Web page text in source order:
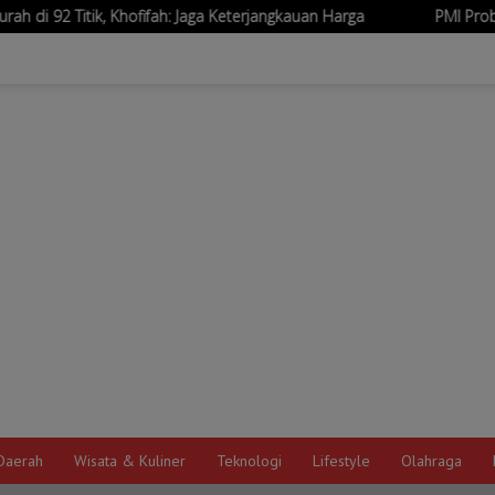
Jaga Keterjangkauan Harga PMI Probolinggo Bantu
Wisata & Kuliner Teknologi Lifestyle Olahraga